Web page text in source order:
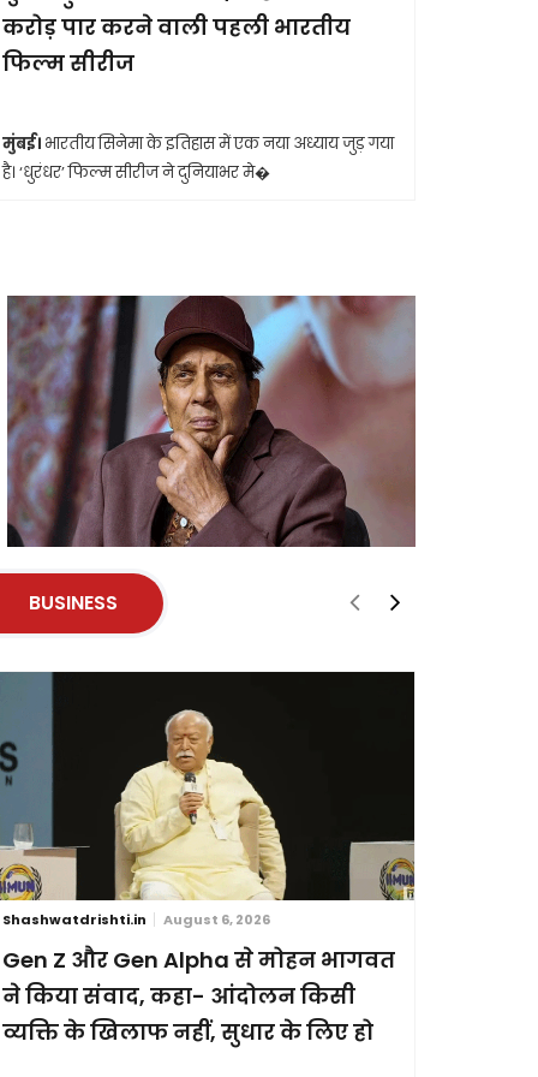
करोड़ पार करने वाली पहली भारतीय
फिल्म सीरीज
मुंबई। भारतीय सिनेमा के इतिहास में एक नया अध्याय जुड़ गया
है। ‘धुरंधर’ फिल्म सीरीज ने दुनियाभर मे�
BUSINESS
Shashwatdrishti.in August 6, 2026
Gen Z और Gen Alpha से मोहन भागवत
ने किया संवाद, कहा- आंदोलन किसी
व्यक्ति के खिलाफ नहीं, सुधार के लिए हो